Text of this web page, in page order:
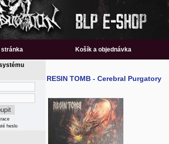
stránka Košík a objednávka
heslo
RESIN TOMB - Cerebral Purgatory